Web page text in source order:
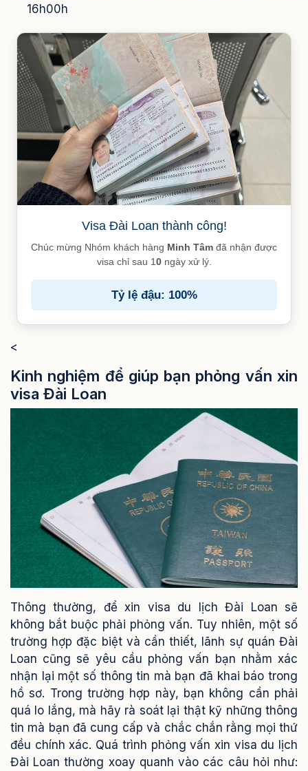
16h00h
Visa Đài Loan thành công!
Chúc mừng Nhóm khách hàng Minh Tâm đã nhận được
visa chỉ sau 10ngày xử lý.
Tỷ lệ đậu: 100%
<
Kinh nghiệm để giúp bạn phỏng vấn xin
visa Đài Loan
Thông thường, để xin visa du lịch Đài Loan sẽ
không bắt buộc phải phỏng vấn. Tuy nhiên, một số
trường hợp đặc biệt và cần thiết, lãnh sự quán Đài
Loan cũng sẽ yêu cầu phỏng vấn bạn nhằm xác
nhận lại một số thông tin mà bạn đã khai báo trong
hồ sơ. Trong trường hợp này, bạn không cần phải
quá lo lắng, mà hãy rà soát lại thật kỹ những thông
tin mà bạn đã cung cấp và chắc chắn rằng mọi thứ
đều chính xác. Quá trình phỏng vấn xin visa du lịch
Đài Loan thường xoay quanh vào các câu hỏi như: